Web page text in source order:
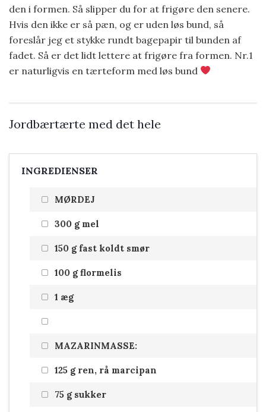
den i formen. Så slipper du for at frigøre den senere.
Hvis den ikke er så pæn, og er uden løs bund, så
foreslår jeg et stykke rundt bagepapir til bunden af
fadet. Så er det lidt lettere at frigøre fra formen. Nr.1
er naturligvis en tærteform med løs bund
Jordbærtærte med det hele
INGREDIENSER
MØRDEJ
300 g mel
150 g fast koldt smør
100 g flormelis
1 æg
MAZARINMASSE:
125 g ren, rå marcipan
75 g sukker